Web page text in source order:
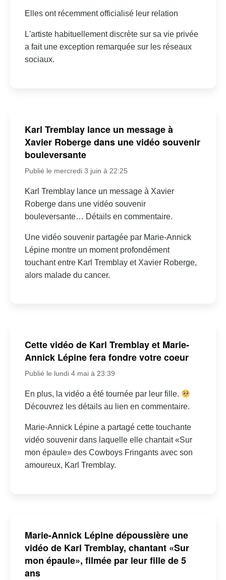
Elles ont récemment officialisé leur relation
L'artiste habituellement discrète sur sa vie privée
a fait une exception remarquée sur les réseaux
sociaux.
Karl Tremblay lance un message à
Xavier Roberge dans une vidéo souvenir
bouleversante
Publié le mercredi 3 juin à 22:25
Karl Tremblay lance un message à Xavier
Roberge dans une vidéo souvenir
bouleversante… Détails en commentaire.
Une vidéo souvenir partagée par Marie-Annick
Lépine montre un moment profondément
touchant entre Karl Tremblay et Xavier Roberge,
alors malade du cancer.
Cette vidéo de Karl Tremblay et Marie-
Annick Lépine fera fondre votre coeur
Publié le lundi 4 mai à 23:39
En plus, la vidéo a été tournée par leur fille.
Découvrez les détails au lien en commentaire.
Marie-Annick Lépine a partagé cette touchante
vidéo souvenir dans laquelle elle chantait «Sur
mon épaule» des Cowboys Fringants avec son
amoureux, Karl Tremblay.
Marie-Annick Lépine dépoussière une
vidéo de Karl Tremblay, chantant «Sur
mon épaule», filmée par leur fille de 5
ans